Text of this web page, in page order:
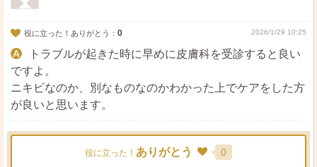
役に立った！ありがとう： 0 2026/1/29 10:25
トラブルが起きた時に早めに皮膚科を受診すると良い
ですよ。
ニキビなのか、別なものなのかわかった上でケアをした方
が良いと思います。
役に立った！ ありがとう 0